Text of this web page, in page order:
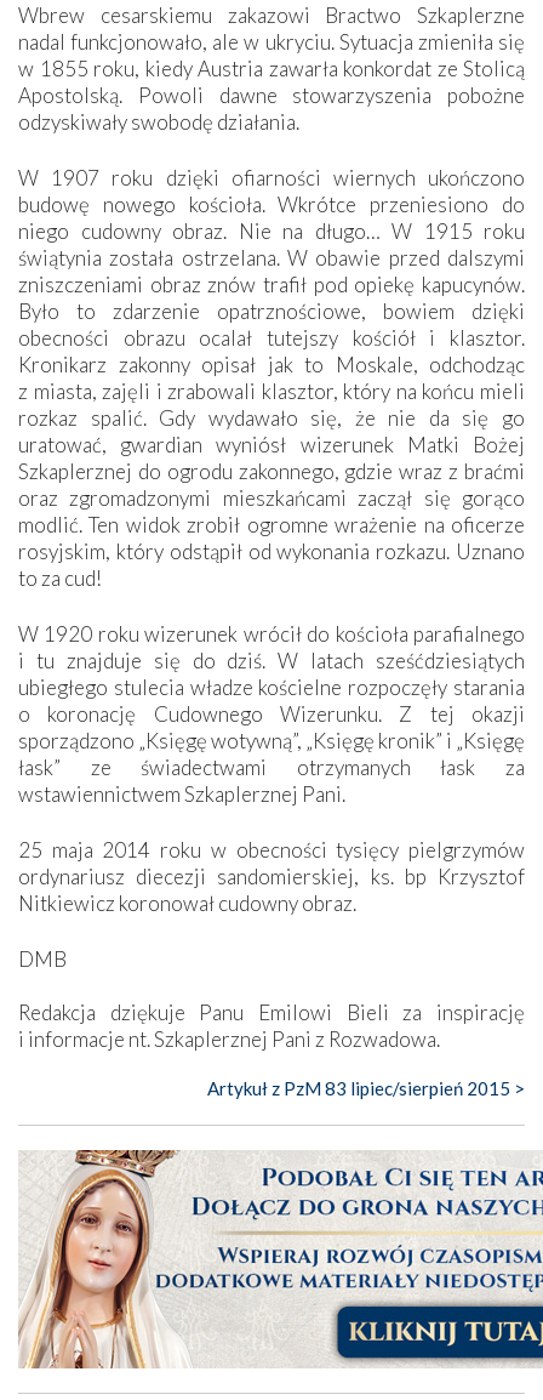
Wbrew cesarskiemu zakazowi Bractwo Szkaplerzne
nadal funkcjonowało, ale w ukryciu. Sytuacja zmieniła się
w 1855 roku, kiedy Austria zawarła konkordat ze Stolicą
Apostolską. Powoli dawne stowarzyszenia pobożne
odzyskiwały swobodę działania.
W 1907 roku dzięki ofiarności wiernych ukończono
budowę nowego kościoła. Wkrótce przeniesiono do
niego cudowny obraz. Nie na długo… W 1915 roku
świątynia została ostrzelana. W obawie przed dalszymi
zniszczeniami obraz znów trafił pod opiekę kapucynów.
Było to zdarzenie opatrznościowe, bowiem dzięki
obecności obrazu ocalał tutejszy kościół i klasztor.
Kronikarz zakonny opisał jak to Moskale, odchodząc
z miasta, zajęli i zrabowali klasztor, który na końcu mieli
rozkaz spalić. Gdy wydawało się, że nie da się go
uratować, gwardian wyniósł wizerunek Matki Bożej
Szkaplerznej do ogrodu zakonnego, gdzie wraz z braćmi
oraz zgromadzonymi mieszkańcami zaczął się gorąco
modlić. Ten widok zrobił ogromne wrażenie na oficerze
rosyjskim, który odstąpił od wykonania rozkazu. Uznano
to za cud!
W 1920 roku wizerunek wrócił do kościoła parafialnego
i tu znajduje się do dziś. W latach sześćdziesiątych
ubiegłego stulecia władze kościelne rozpoczęły starania
o koronację Cudownego Wizerunku. Z tej okazji
sporządzono „Księgę wotywną”, „Księgę kronik” i „Księgę
łask” ze świadectwami otrzymanych łask za
wstawiennictwem Szkaplerznej Pani.
25 maja 2014 roku w obecności tysięcy pielgrzymów
ordynariusz diecezji sandomierskiej, ks. bp Krzysztof
Nitkiewicz koronował cudowny obraz.
DMB
Redakcja dziękuje Panu Emilowi Bieli za inspirację
i informacje nt. Szkaplerznej Pani z Rozwadowa.
Artykuł z PzM 83 lipiec/sierpień 2015 >